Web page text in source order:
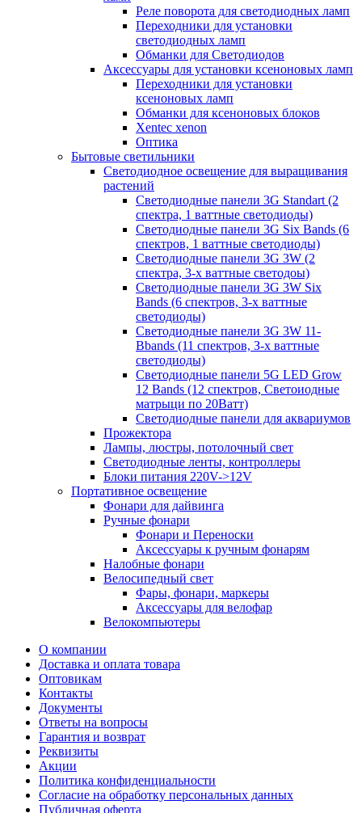
Реле поворота для светодиодных ламп
Переходники для установки
светодиодных ламп
Обманки для Светодиодов
Аксессуары для установки ксеноновых ламп
Переходники для установки
ксеноновых ламп
Обманки для ксеноновых блоков
Xentec xenon
Оптика
Бытовые светильники
Светодиодное освещение для выращивания
растений
Cветодиодные панели 3G Standart (2
спектра, 1 ваттные светодиоды)
Светодиодные панели 3G Six Bands (6
спектров, 1 ваттные светодиоды)
Светодиодные панели 3G 3W (2
спектра, 3-х ваттные светодоы)
Светодиодные панели 3G 3W Six
Bands (6 спектров, 3-х ваттные
светодиоды)
Светодиодные панели 3G 3W 11-
Bbands (11 спектров, З-х ваттные
светодиоды)
Светодиодные панели 5G LЕD Grow
12 Bands (12 спектров, Светоиодные
матрыци по 20Ватт)
Светодиодные панели для аквариумов
Прожектора
Лампы, люстры, потолочный свет
Светодиодные ленты, контроллеры
Блоки питания 220V->12V
Портативное освещение
Фонари для дайвинга
Ручные фонари
Фонари и Переноски
Аксессуары к ручным фонарям
Налобные фонари
Велосипедный свет
Фары, фонари, маркеры
Аксессуары для велофар
Велокомпьютеры
О компании
Доставка и оплата товара
Оптовикам
Контакты
Документы
Ответы на вопросы
Гарантия и возврат
Реквизиты
Акции
Политика конфиденциальности
Согласие на обработку персональных данных
Публичная оферта